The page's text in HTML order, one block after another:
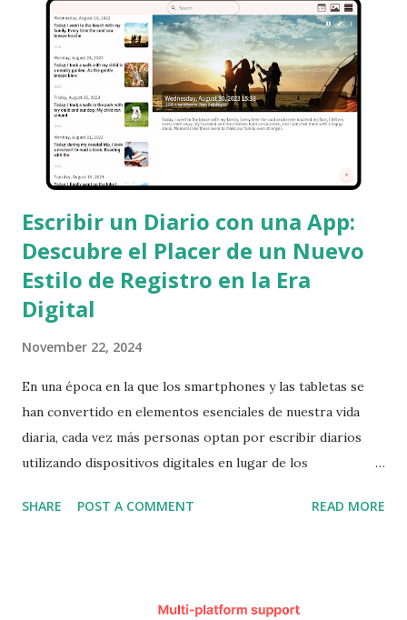
búsqueda fácil, convirtiéndolo en una solución perfecta para
la gestión de diarios. [Características Principales]
Sincronización con Smartphones y Tabletas Este programa
de diario no solo es compatible con Windows, sino también
con iOS (iPhone, iPad) y dispositivos Android, incluidos
smartphones y tabletas. Esto significa que puedes escribir
en tu computadora en casa y continuar desde tu smar...
Escribir un Diario con una App:
Descubre el Placer de un Nuevo
Estilo de Registro en la Era
Digital
November 22, 2024
En una época en la que los smartphones y las tabletas se
han convertido en elementos esenciales de nuestra vida
diaria, cada vez más personas optan por escribir diarios
utilizando dispositivos digitales en lugar de los
una transición en el medio de registro, sino que añade una
y cómo esto puede ofrecer una experiencia totalmente
SHARE POST A COMMENT READ MORE